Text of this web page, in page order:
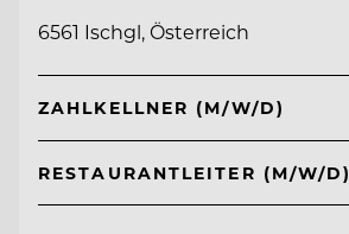
6561 Ischgl, Österreich
ZAHLKELLNER (M/W/D)
RESTAURANTLEITER (M/W/D)